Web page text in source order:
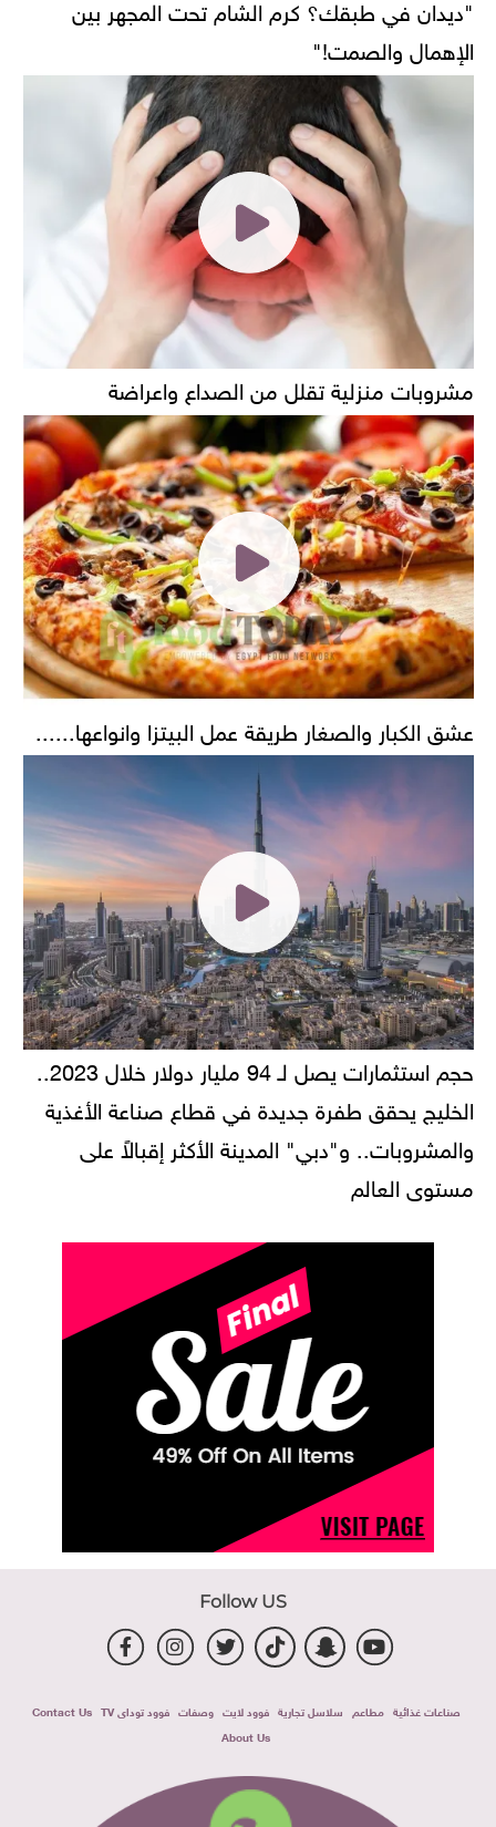
"ديدان في طبقك؟ كرم الشام تحت المجهر بين
الإهمال والصمت!"
مشروبات منزلية تقلل من الصداع واعراضة
عشق الكبار والصغار طريقة عمل البيتزا وانواعها......
حجم استثمارات يصل لـ 94 مليار دولار خلال 2023..
الخليج يحقق طفرة جديدة في قطاع صناعة الأغذية
والمشروبات.. و"دبي" المدينة الأكثر إقبالاً على
مستوى العالم
Follow US
صناعات غذائية مطاعم سلاسل تجارية فوود لايت وصفات فوود توداى TV
Contact Us
About Us